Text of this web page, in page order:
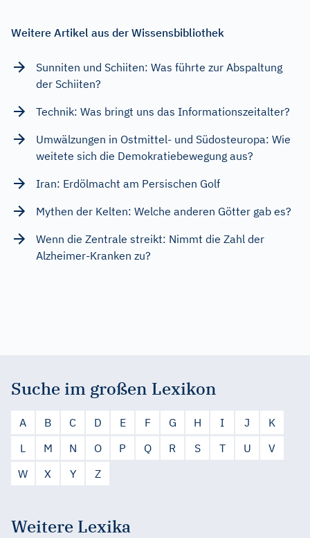
Weitere Artikel aus der Wissensbibliothek
Sunniten und Schiiten: Was führte zur Abspaltung
der Schiiten?
Technik: Was bringt uns das Informationszeitalter?
Umwälzungen in Ostmittel- und Südosteuropa: Wie
weitete sich die Demokratiebewegung aus?
Iran: Erdölmacht am Persischen Golf
Mythen der Kelten: Welche anderen Götter gab es?
Wenn die Zentrale streikt: Nimmt die Zahl der
Alzheimer-Kranken zu?
Suche im großen Lexikon
A B C D E F G H I J
K
L
M N O P Q R S T U
V
W
X Y Z
Weitere Lexika